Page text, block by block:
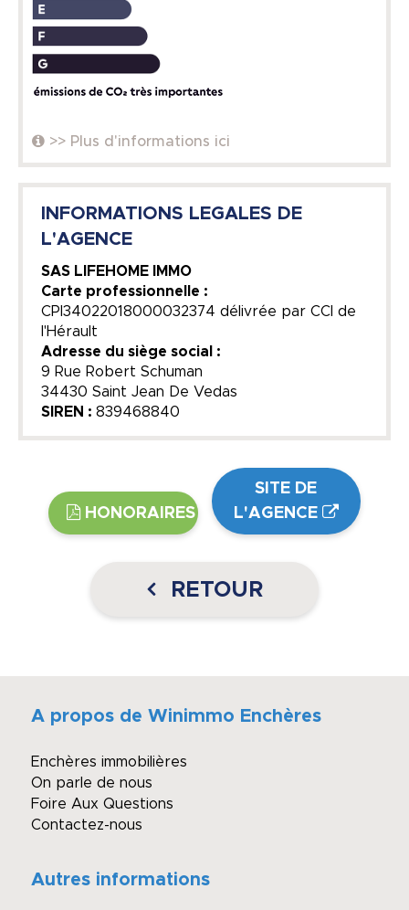
>> Plus d'informations ici
INFORMATIONS LEGALES DE
L'AGENCE
SAS LIFEHOME IMMO
Carte professionnelle :
CPI34022018000032374 délivrée par CCI de
l'Hérault
Adresse du siège social :
9 Rue Robert Schuman
34430 Saint Jean De Vedas
SIREN : 839468840
HONORAIRES
SITE DE
L'AGENCE
RETOUR
A propos de Winimmo Enchères
Enchères immobilières
On parle de nous
Foire Aux Questions
Contactez-nous
Autres informations